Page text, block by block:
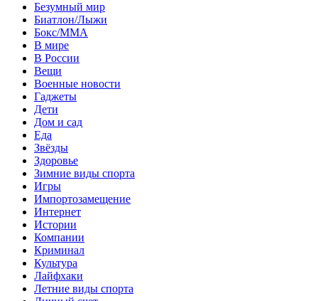
Безумный мир
Биатлон/Лыжи
Бокс/MMA
В мире
В России
Вещи
Военные новости
Гаджеты
Дети
Дом и сад
Еда
Звёзды
Здоровье
Зимние виды спорта
Игры
Импортозамещение
Интернет
Истории
Компании
Криминал
Культура
Лайфхаки
Летние виды спорта